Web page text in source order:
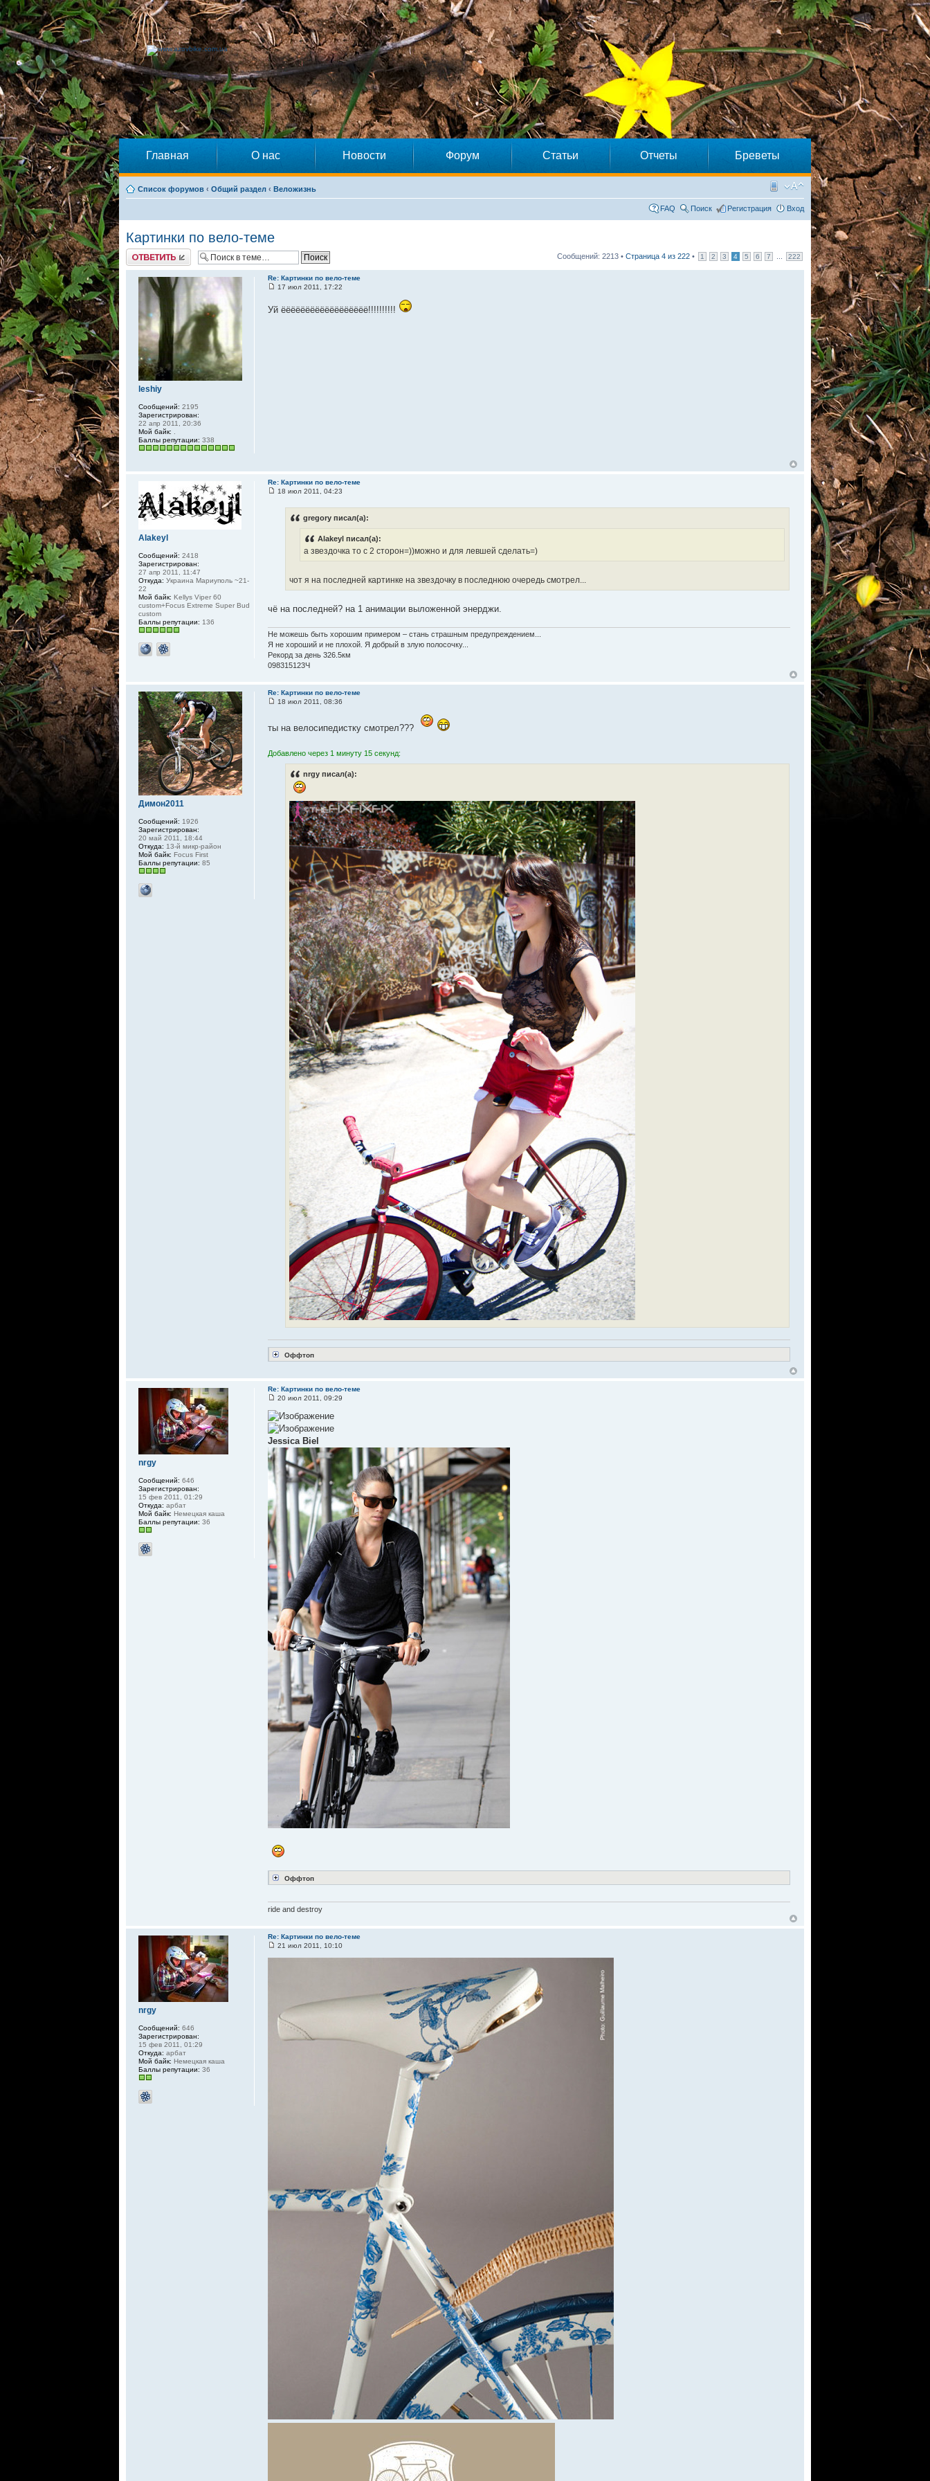
Главная О нас Новости Форум Статьи Отчеты Бреветы
Список форумов ‹ Общий раздел ‹ Веложизнь
FAQ Поиск Регистрация Вход
Картинки по вело-теме
Ответить Сообщений: 2213 • Страница 4 из 222 • 1 2 3 4 5 6 7 222
Re: Картинки по вело-теме
17 июл 2011, 17:22
Уй ёёёёёёёёёёёёёёёёёё!!!!!!!!!!
leshiy
Сообщений: 2195
Зарегистрирован:
22 апр 2011, 20:36
Мой байк:
Баллы репутации: 338
Re: Картинки по вело-теме
18 июл 2011, 04:23
gregory писал(а):
Alakeyl писал(а):
а звездочка то с 2 сторон=))можно и для левшей сделать=)
чот я на последней картинке на звездочку в последнюю очередь смотрел...
чё на последней? на 1 анимации выложенной энерджи.
Не можешь быть хорошим примером – стань страшным предупреждением...
Я не хороший и не плохой. Я добрый в злую полосочку...
Рекорд за день 326.5км
098315123Ч
Alakeyl
Сообщений: 2418
Зарегистрирован:
27 апр 2011, 11:47
Откуда: Украина Мариуполь ~21-
22
Мой байк: Kellys Viper 60
custom+Focus Extreme Super Bud
custom
Баллы репутации: 136
Re: Картинки по вело-теме
18 июл 2011, 08:36
ты на велосипедистку смотрел???
Добавлено через 1 минуту 15 секунд:
nrgy писал(а):
Оффтоп
Димон2011
Сообщений: 1926
Зарегистрирован:
20 май 2011, 18:44
Откуда: 13-й микр-район
Мой байк: Focus First
Баллы репутации: 85
Re: Картинки по вело-теме
20 июл 2011, 09:29
Jessica Biel
Оффтоп
ride and destroy
nrgy
Сообщений: 646
Зарегистрирован:
15 фев 2011, 01:29
Откуда: арбат
Мой байк: Немецкая каша
Баллы репутации: 36
Re: Картинки по вело-теме
21 июл 2011, 10:10
nrgy
Сообщений: 646
Зарегистрирован:
15 фев 2011, 01:29
Откуда: арбат
Мой байк: Немецкая каша
Баллы репутации: 36